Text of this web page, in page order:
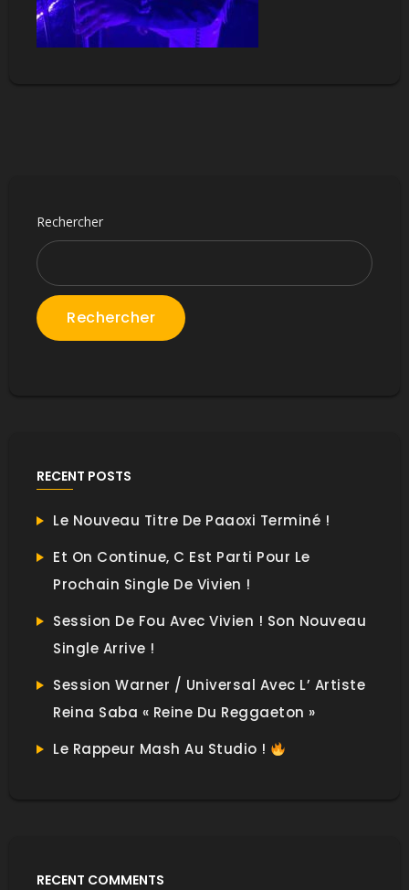
Rechercher
Rechercher
RECENT POSTS
Le Nouveau Titre De Paaoxi Terminé !
Et On Continue, C Est Parti Pour Le
Prochain Single De Vivien !
Session De Fou Avec Vivien ! Son Nouveau
Single Arrive !
Session Warner / Universal Avec L’ Artiste
Reina Saba « Reine Du Reggaeton »
Le Rappeur Mash Au Studio !
RECENT COMMENTS